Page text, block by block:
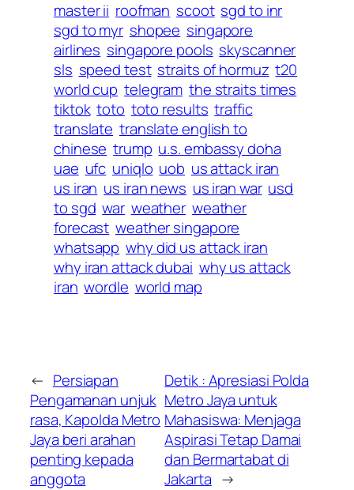
master ii roofman scoot sgd to inr
sgd to myr shopee singapore
airlines singapore pools skyscanner
sls speed test straits of hormuz t20
world cup telegram the straits times
tiktok toto toto results traffic
translate translate english to
chinese trump u.s. embassy doha
uae ufc uniqlo uob us attack iran
us iran us iran news us iran war usd
to sgd war weather weather
forecast weather singapore
whatsapp why did us attack iran
why iran attack dubai why us attack
iran wordle world map
← Persiapan
Pengamanan unjuk
rasa, Kapolda Metro
Jaya beri arahan
penting kepada
anggota
Detik : Apresiasi Polda
Metro Jaya untuk
Mahasiswa: Menjaga
Aspirasi Tetap Damai
dan Bermartabat di
Jakarta →